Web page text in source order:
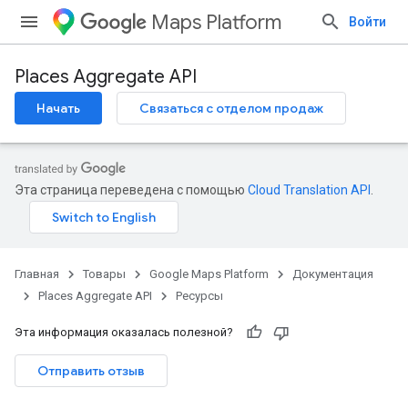
Maps Platform Войти
Places Aggregate API
Начать Связаться с отделом продаж
Эта страница переведена с помощью Cloud Translation API
Главная Товары Google Maps Platform
Документация
Places Aggregate API
Ресурсы
Эта информация оказалась полезной?
Отправить отзыв